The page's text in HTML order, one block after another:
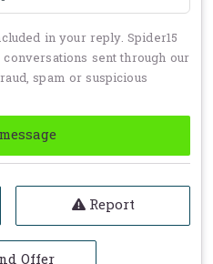
in your reply. Spider15
sent through our
spam or suspicious
Report